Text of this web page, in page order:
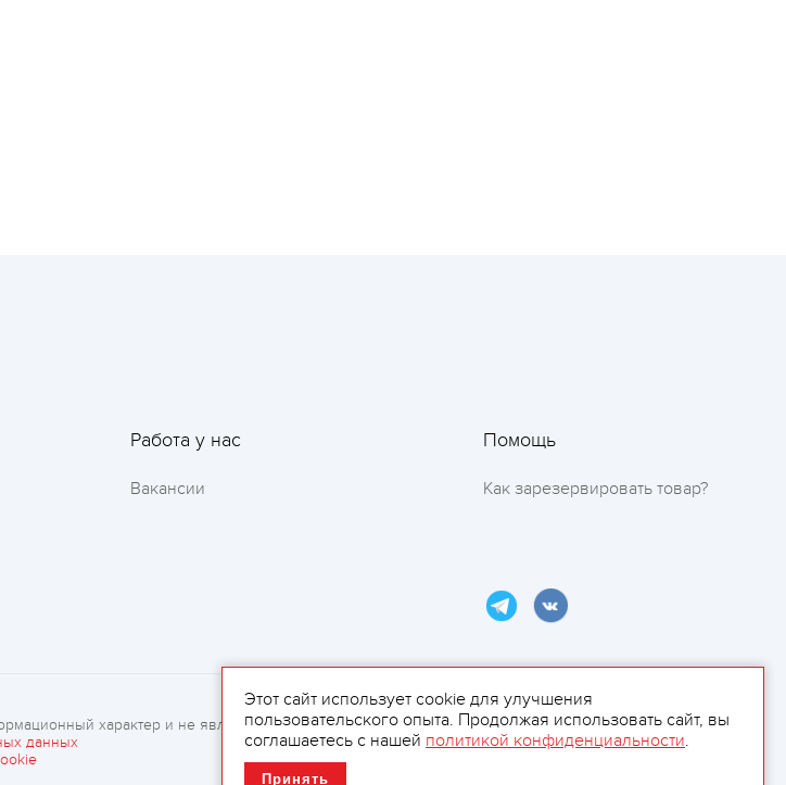
Работа у нас
Вакансии
Помощь
Как зарезервировать товар?
характер и не являются рекламой.
данных
Этот сайт использует cookie для улучшения
пользовательского опыта. Продолжая использовать сайт, вы
соглашаетесь с нашей политикой конфиденциальности.
Принять